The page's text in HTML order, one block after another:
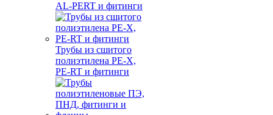
AL-PERT и фитинги
Трубы из сшитого
полиэтилена PE-X,
PE-RT и фитинги